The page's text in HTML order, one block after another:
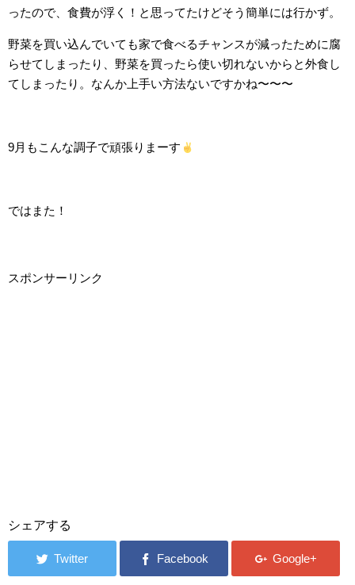
ったので、食費が浮く！と思ってたけどそう簡単には行かず。
野菜を買い込んでいても家で食べるチャンスが減ったために腐
らせてしまったり、野菜を買ったら使い切れないからと外食し
てしまったり。なんか上手い方法ないですかね〜〜〜
9月もこんな調子で頑張りまーす
ではまた！
スポンサーリンク
シェアする